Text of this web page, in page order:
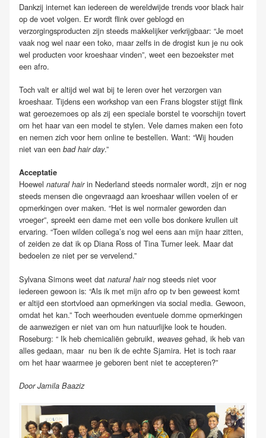
Dankzij internet kan iedereen de wereldwijde trends voor black hair
op de voet volgen. Er wordt flink over geblogd en
verzorgingsproducten zijn steeds makkelijker verkrijgbaar: “Je moet
vaak nog wel naar een toko, maar zelfs in de drogist kun je nu ook
wel producten voor kroeshaar vinden”, weet een bezoekster met
een afro.
Toch valt er altijd wel wat bij te leren over het verzorgen van
kroeshaar. Tijdens een workshop van een Frans blogster stijgt flink
wat geroezemoes op als zij een speciale borstel te voorschijn tovert
om het haar van een model te stylen. Vele dames maken een foto
en nemen zich voor hem online te bestellen. Want: “Wij houden
niet van een bad hair day.”
Acceptatie
Hoewel natural hairin Nederland steeds normaler wordt, zijn er nog
steeds mensen die ongevraagd aan kroeshaar willen voelen of er
opmerkingen over maken. “Het is wel normaler geworden dan
vroeger”, spreekt een dame met een volle bos donkere krullen uit
ervaring. “Toen wilden collega’s nog wel eens aan mijn haar zitten,
of zeiden ze dat ik op Diana Ross of Tina Turner leek. Maar dat
bedoelen ze niet per se vervelend.”
Sylvana Simons weet dat natural hairnog steeds niet voor
iedereen gewoon is: “Als ik met mijn afro op tv ben geweest komt
er altijd een stortvloed aan opmerkingen via social media. Gewoon,
omdat het kan.” Toch weerhouden eventuele domme opmerkingen
de aanwezigen er niet van om hun natuurlijke look te houden.
Roseburg: “ Ik heb chemicaliën gebruikt, weaves gehad, ik heb van
alles gedaan, maar nu ben ik de echte Sjamira. Het is toch raar
om het haar waarmee je geboren bent niet te accepteren?”
Door Jamila Baaziz